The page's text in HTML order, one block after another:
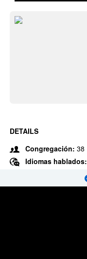
DETAILS
Congregación: 38
Idiomas hablados: